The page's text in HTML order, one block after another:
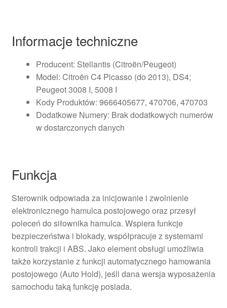
Informacje techniczne
Producent: Stellantis (Citroën/Peugeot)
Model: Citroën C4 Picasso (do 2013), DS4;
Peugeot 3008 I, 5008 I
Kody Produktów: 9666405677, 470706, 470703
Dodatkowe Numery: Brak dodatkowych numerów
w dostarczonych danych
Funkcja
Sterownik odpowiada za inicjowanie i zwolnienie
elektronicznego hamulca postojowego oraz przesył
poleceń do siłownika hamulca. Wspiera funkcje
bezpieczeństwa i blokady, współpracuje z systemami
kontroli trakcji i ABS. Jako element obsługi umożliwia
także korzystanie z funkcji automatycznego hamowania
postojowego (Auto Hold), jeśli dana wersja wyposażenia
samochodu taką funkcję posiada.